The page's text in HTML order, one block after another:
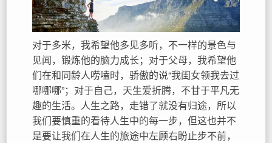
对于多米，我希望他多见多听，不一样的景色与
见闻，锻炼他的脑力成长；对于父母，我希望他
们在和同龄人唠嗑时，骄傲的说“我闺女领我去过
哪哪哪”；对于自己，天生爱折腾，不甘于平凡无
趣的生活。人生之路，走错了就没有归途，所以
我们要慎重的看待人生中的每一步，但这也并不
是要让我们在人生的旅途中左顾右盼止步不前，